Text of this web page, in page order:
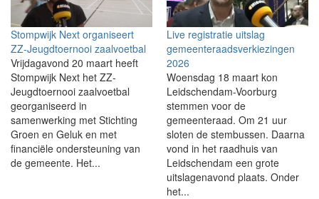
Stompwijk Next organiseert
ZZ-Jeugdtoernooi zaalvoetbal
Vrijdagavond 20 maart heeft
Stompwijk Next het ZZ-
Jeugdtoernooi zaalvoetbal
georganiseerd in
samenwerking met Stichting
Groen en Geluk en met
financiële ondersteuning van
de gemeente. Het...
Live registratie uitslag
gemeenteraadsverkiezingen
2026
Woensdag 18 maart kon
Leidschendam-Voorburg
stemmen voor de
gemeenteraad. Om 21 uur
sloten de stembussen. Daarna
vond in het raadhuis van
Leidschendam een grote
uitslagenavond plaats. Onder
het...